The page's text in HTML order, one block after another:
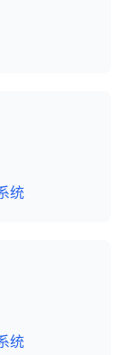
统
统